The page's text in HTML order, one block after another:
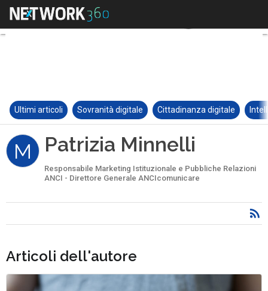
Ultimi articoli Sovranità digitale Cittadinanza digitale
M Patrizia Minnelli
Responsabile Marketing Istituzionale e Pubbliche Relazioni
ANCI - Direttore Generale ANCIcomunicare
Articoli dell'autore